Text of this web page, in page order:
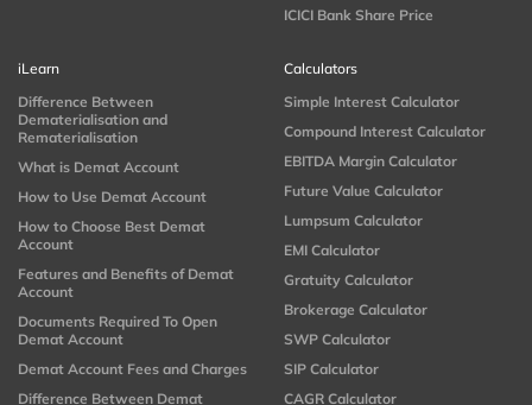
ICICI Bank Share Price
iLearn
Difference Between
Dematerialisation and
Rematerialisation
What is Demat Account
How to Use Demat Account
How to Choose Best Demat
Account
Features and Benefits of Demat
Account
Documents Required To Open
Demat Account
Demat Account Fees and Charges
Difference Between Demat
Calculators
Simple Interest Calculator
Compound Interest Calculator
EBITDA Margin Calculator
Future Value Calculator
Lumpsum Calculator
EMI Calculator
Gratuity Calculator
Brokerage Calculator
SWP Calculator
SIP Calculator
CAGR Calculator